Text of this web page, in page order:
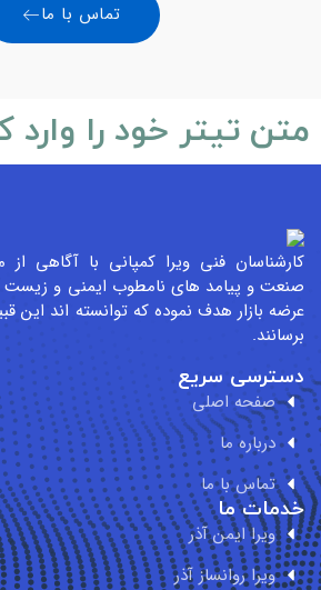
تماس با ما
خود را وارد کنید
فنی ویرا کمپانی با آگاهی از مشکلات
پیامد های نامطوب ایمنی و زیست محیطی
هدف نموده که توانسته اند این قبیل
سریع
اصلی
ما
با ما
ما
ایمن آذر
روانساز آذر